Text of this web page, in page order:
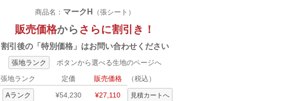
商品名： マークH （張シート）
販売価格から さらに割引き！
割引後の「特別価格」はお問い合わせください
張地ランク
ボタンから選べる生地のページへ
張地ランク
定価 販売価格 （税込）
Aランク ¥54,230 ¥27,110